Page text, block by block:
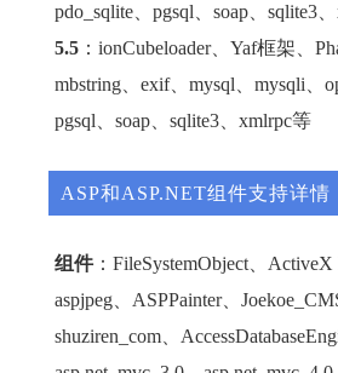
pdo_sqlite、pgsql、soap、sqlite3
5.5 ：ionCubeloader、Yaf框架、
mbstring、exif、mysql、mysqli、
pgsql、soap、sqlite3、xmlrpc等
ASP和ASP.NET组件支持详情
组件：FileSystemObject、
aspjpeg、ASPPainter、
shuziren_com、